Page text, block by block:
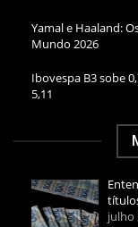
Yamal e Haaland:
Mundo 2026
Ibovespa B3 sobe
5,11
julho